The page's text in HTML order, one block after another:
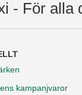
- För alla
kampanjvaror